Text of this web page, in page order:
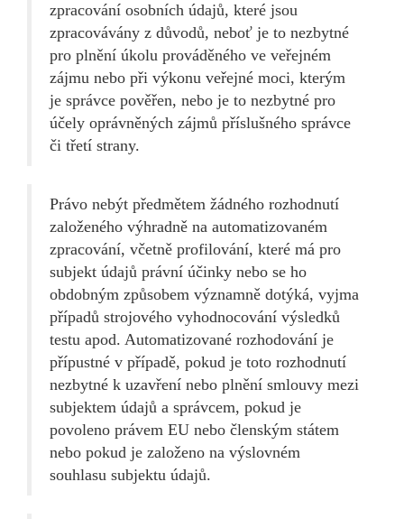
zpracování osobních údajů, které jsou
zpracovávány z důvodů, neboť je to nezbytné
pro plnění úkolu prováděného ve veřejném
zájmu nebo při výkonu veřejné moci, kterým
je správce pověřen, nebo je to nezbytné pro
účely oprávněných zájmů příslušného správce
či třetí strany.
Právo nebýt předmětem žádného rozhodnutí
založeného výhradně na automatizovaném
zpracování, včetně profilování, které má pro
subjekt údajů právní účinky nebo se ho
obdobným způsobem významně dotýká, vyjma
případů strojového vyhodnocování výsledků
testu apod. Automatizované rozhodování je
přípustné v případě, pokud je toto rozhodnutí
nezbytné k uzavření nebo plnění smlouvy mezi
subjektem údajů a správcem, pokud je
povoleno právem EU nebo členským státem
nebo pokud je založeno na výslovném
souhlasu subjektu údajů.